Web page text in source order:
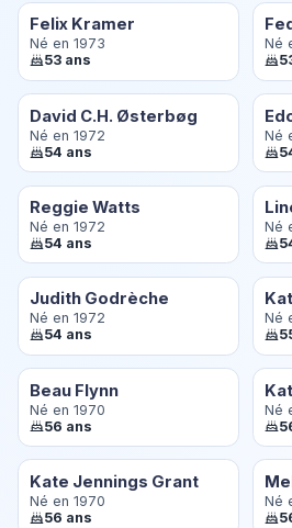
Felix Kramer
Né en 1973
53 ans
Né
David C.H. Østerbøg
Né en 1972
54 ans
Né
Reggie Watts
Né en 1972
54 ans
Né
Judith Godrèche
Né en 1972
54 ans
Né
Beau Flynn
Né en 1970
56 ans
Né
Kate Jennings Grant
Né en 1970
56 ans
Né